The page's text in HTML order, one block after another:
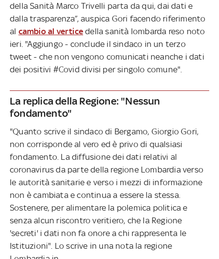
della Sanità Marco Trivelli parta da qui, dai dati e
dalla trasparenza”, auspica Gori facendo riferimento
al cambio al vertice della sanità lombarda reso noto
ieri. "Aggiungo - conclude il sindaco in un terzo
tweet - che non vengono comunicati neanche i dati
dei positivi #Covid divisi per singolo comune".
La replica della Regione: "Nessun
fondamento"
"Quanto scrive il sindaco di Bergamo, Giorgio Gori,
non corrisponde al vero ed è privo di qualsiasi
fondamento. La diffusione dei dati relativi al
coronavirus da parte della regione Lombardia verso
le autorità sanitarie e verso i mezzi di informazione
non è cambiata e continua a essere la stessa.
Sostenere, per alimentare la polemica politica e
senza alcun riscontro veritiero, che la Regione
'secreti' i dati non fa onore a chi rappresenta le
Istituzioni". Lo scrive in una nota la regione